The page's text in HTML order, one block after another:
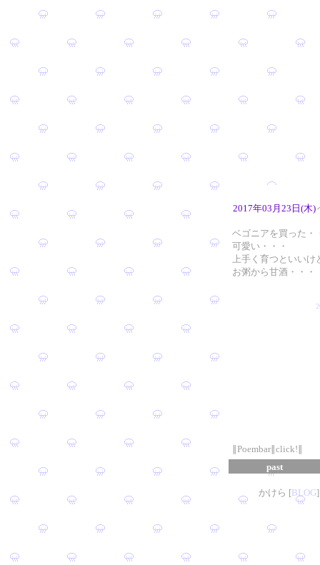
2017年03月23日(木)
ベゴニアを買った・
可愛い・・・
上手く育つといいけ
お粥から甘酒・・・
∥Poembar∥click!∥
past
かけら [BLOG